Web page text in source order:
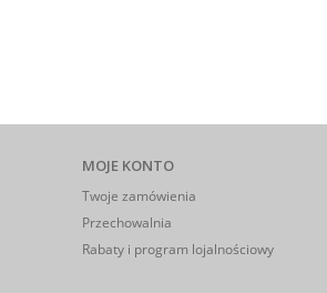
MOJE KONTO
Twoje zamówienia
Przechowalnia
Rabaty i program lojalnościowy